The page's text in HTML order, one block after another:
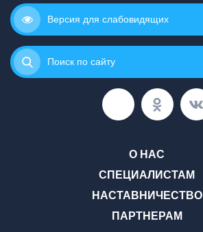
Версия для слабовидящих
Поиск по сайту
О НАС
СПЕЦИАЛИСТАМ
НАСТАВНИЧЕСТВО
ПАРТНЕРАМ